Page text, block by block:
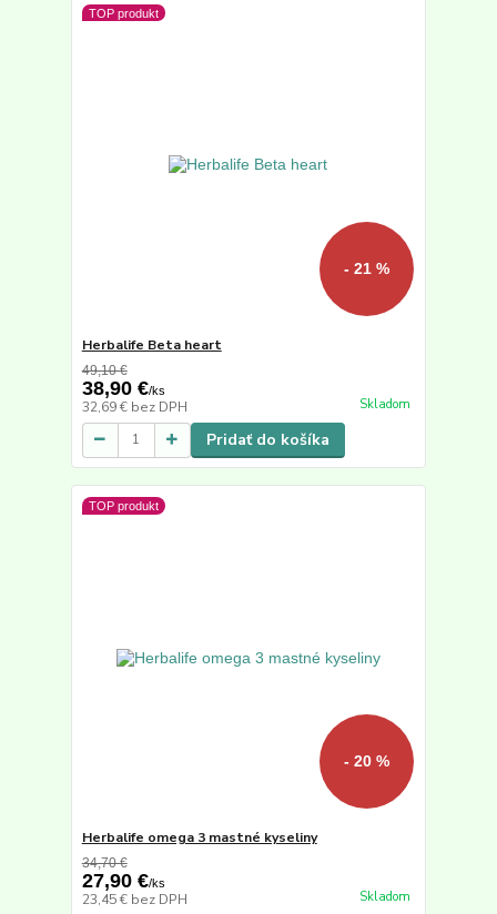
TOP produkt
- 21 %
Herbalife Beta heart
49,10 €
38,90 €/ks
32,69 € bez DPH Skladom
Pridať do košíka
TOP produkt
- 20 %
Herbalife omega 3 mastné kyseliny
34,70 €
27,90 €/ks
23,45 € bez DPH Skladom